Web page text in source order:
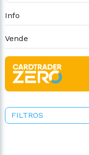
Info
Vende
FILTROS